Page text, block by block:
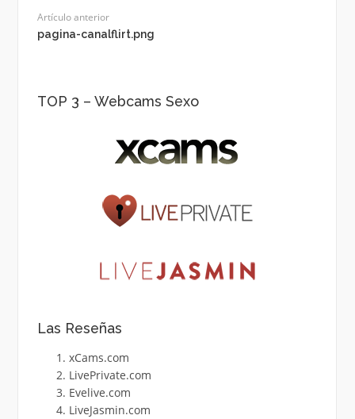
Artículo anterior
pagina-canalflirt.png
TOP 3 – Webcams Sexo
Las Reseñas
xCams.com
LivePrivate.com
Evelive.com
LiveJasmin.com